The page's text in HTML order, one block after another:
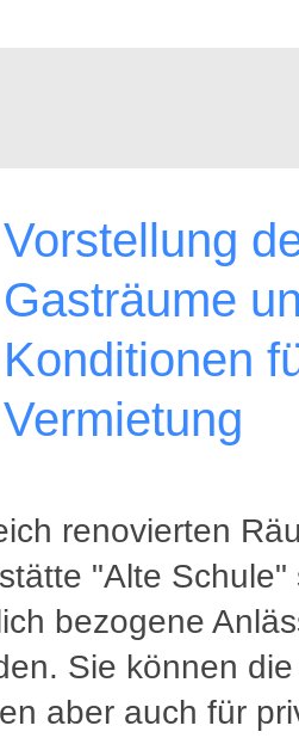
Vorstellung
Gasträume
Konditionen
Vermietung
renovierten
"Alte Schule"
bezogene
Sie können die
aber auch für